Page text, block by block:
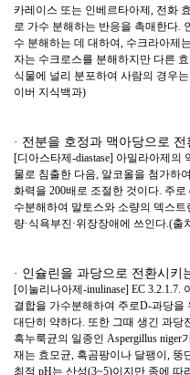
카레이스 또는 인베르타아제, 전화
로 가수 분해하는 반응을 촉매한다.
수 분해하는 데 대하여, 수크라아제
자는 수크로스를 분해하지만 다른
식물에 널리 분포하여 사람의 경우
이버 지식백과)
· 전분을 호정과 맥아당으로
[디아스타제-diastase] 아밀라아제의
물로 침출한 다음, 알코올을 첨가하
화력을 200배로 조절한 것이다. 주
수분해하여 말토스와 소량의 덱스
량·식욕부진·위장장애에 쓰인다.(출
· 인슐린을 과당으로 전환시키
[이눌리나아제-inulinase] EC
결합을 가수분해하여 주로D-과당을
대단히 약하다. 또한 그때 생긴 과당
흑누룩균의 일종인 Aspergillus niger
재는 효모균, 흑곰팡이나 달팽이, 뚱
최적 pH는 산성(3~5)이지만 종에